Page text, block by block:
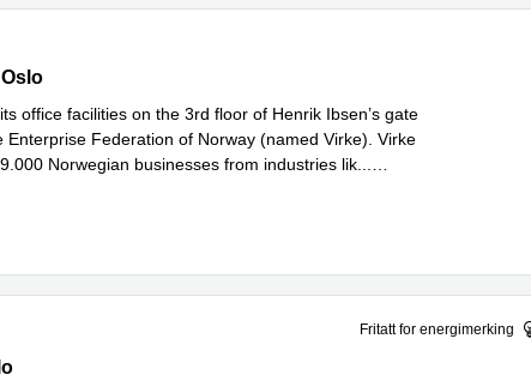
Oslo
office facilities on the 3rd floor of Henrik Ibsen’s gate
Enterprise Federation of Norway (named Virke). Virke
Norwegian businesses from industries lik
Fritatt for energimerking